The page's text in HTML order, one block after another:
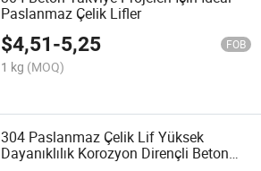
Paslanmaz Çelik Lifler
$4,51-5,25 FOB
1 kg (MOQ)
304 Paslanmaz Çelik Lif Yüksek
Dayanıklılık Korozyon Dirençli Beton